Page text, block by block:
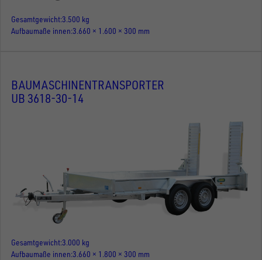
Gesamtgewicht3.500 kg
Aufbaumaße innen 3.660 × 1.600 × 300 mm
BAUMASCHINENTRANSPORTER
UB 3618-30-14
Gesamtgewicht3.000 kg
Aufbaumaße innen 3.660 × 1.800 × 300 mm